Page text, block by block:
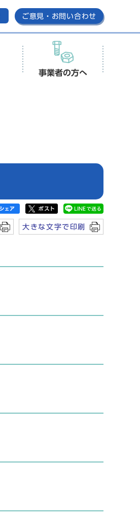
ご意見・お問い合わせ
事業者の方へ
大きな文字で印刷